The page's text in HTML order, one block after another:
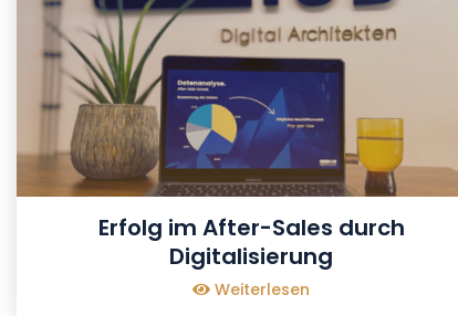
Erfolg im After-Sales durch
Digitalisierung
Weiterlesen